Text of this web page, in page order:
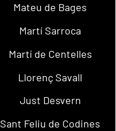
Mateu de Bages
Martí Sarroca
Martí de Centelles
Llorenç Savall
Just Desvern
Sant Feliu de Codines